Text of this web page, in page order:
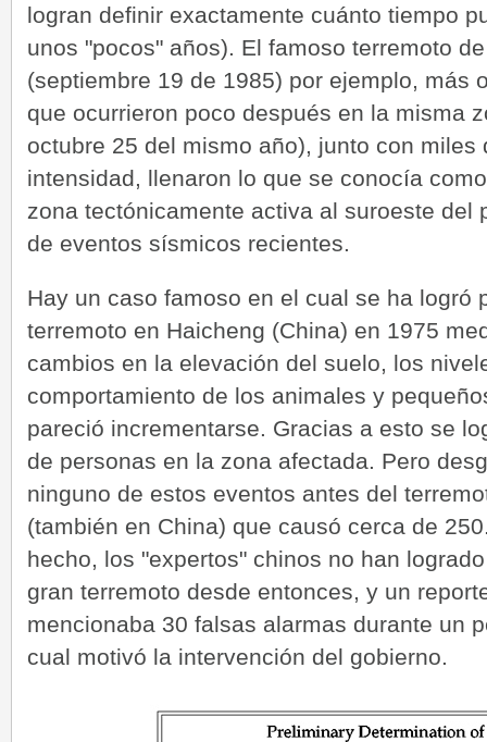
logran definir exactamente cuánto tiempo
unos "pocos" años). El famoso terremoto
(septiembre 19 de 1985) por ejemplo, más
que ocurrieron poco después en la misma
octubre 25 del mismo año), junto con miles
intensidad, llenaron lo que se conocía
zona tectónicamente activa al suroeste del
de eventos sísmicos recientes.
Hay un caso famoso en el cual se ha logró
terremoto en Haicheng (China) en 1975
cambios en la elevación del suelo, los
comportamiento de los animales y
pareció incrementarse. Gracias a esto se
de personas en la zona afectada. Pero
ninguno de estos eventos antes del
(también en China) que causó cerca de
hecho, los "expertos" chinos no han
gran terremoto desde entonces, y un
mencionaba 30 falsas alarmas durante un
cual motivó la intervención del gobierno.